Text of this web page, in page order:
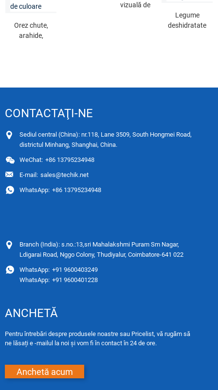
Orez chute,
arahide,
vizuală de
Legume
deshidratate
CONTACTAŢI-NE
Sediul central (China): nr.118, Lane 3509, South Hongmei Road,
districtul Minhang, Shanghai, China.
WeChat: +86 13795234948
E-mail: sales@techik.net
WhatsApp: +86 13795234948
Branch (India): s.no.:13,sri Mahalakshmi Puram Sm Nagar,
Ldigarai Road, Nggo Colony, Thudiyalur, Coimbatore-641 022
WhatsApp: +91 9600403249
WhatsApp: +91 9600401228
ANCHETĂ
Pentru întrebări despre produsele noastre sau Pricelist, vă rugăm să
ne lăsați e -mailul la noi și vom fi în contact în 24 de ore.
Anchetă acum